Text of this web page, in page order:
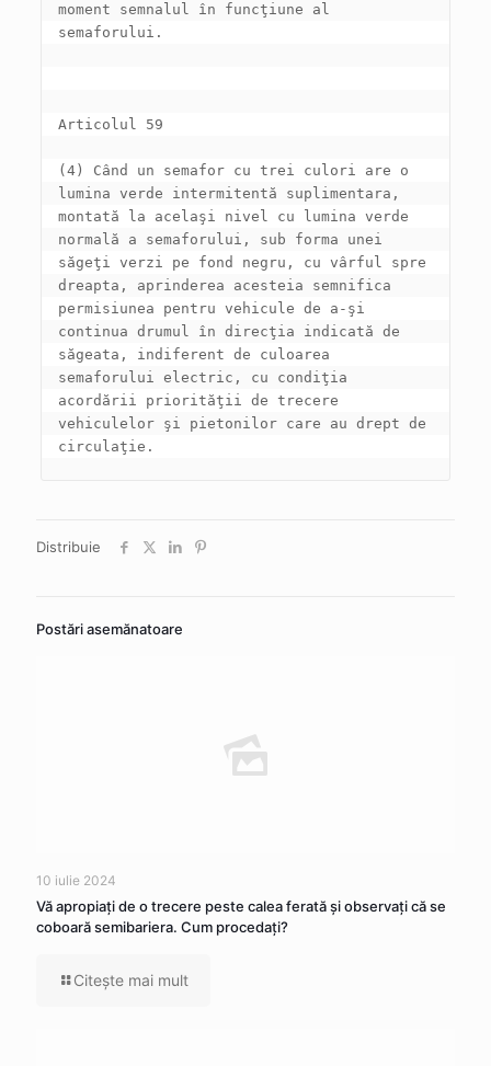
moment semnalul în funcţiune al
(4) Când un semafor cu trei culori are o
lumina verde intermitentă suplimentara,
montată la acelaşi nivel cu lumina verde
normală a semaforului, sub forma unei
săgeţi verzi pe fond negru, cu vârful spre
dreapta, aprinderea acesteia semnifica
permisiunea pentru vehicule de a-şi
continua drumul în direcţia indicată de
săgeata, indiferent de culoarea
semaforului electric, cu condiţia
acordării priorităţii de trecere
vehiculelor şi pietonilor care au drept de
circulaţie.
Distribuie
Postări asemănatoare
10 iulie 2024
Vă apropiaţi de o trecere peste calea ferată şi observaţi că se
coboară semibariera. Cum procedaţi?
Citeşte mai mult